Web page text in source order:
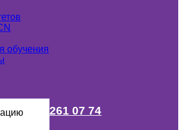
обучения
(98) 261 07 74